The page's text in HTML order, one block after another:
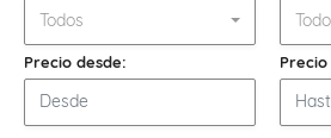
Todos
Precio desde: